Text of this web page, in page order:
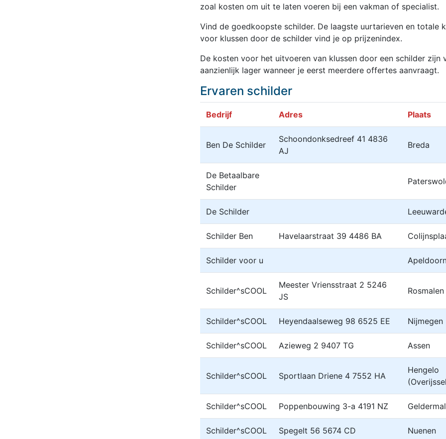
zoal kosten om uit te laten voeren bij een vakman of specialist.
Vind de goedkoopste schilder. De laagste uurtarieven en totale
voor klussen door de schilder vind je op prijzenindex.
De kosten voor het uitvoeren van klussen door een schilder zijn
aanzienlijk lager wanneer je eerst meerdere offertes aanvraagt.
Ervaren schilder
Bedrijf Adres Plaats
Ben De Schilder
Schoondonksedreef 41 4836
AJ
Breda
De Betaalbare
Schilder
De Schilder
Schilder Ben Havelaarstraat 39 4486 BA
Schilder voor u
Schilder^sCOOL
Meester Vriensstraat 2 5246
JS
Rosmalen
Schilder^sCOOL Heyendaalseweg 98 6525 EE Nijmegen
Schilder^sCOOL Azieweg 2 9407 TG Assen
Schilder^sCOOL Sportlaan Driene 4 7552 HA
Hengelo
Schilder^sCOOL Poppenbouwing 3-a 4191 NZ
Schilder^sCOOL Spegelt 56 5674 CD Nuenen